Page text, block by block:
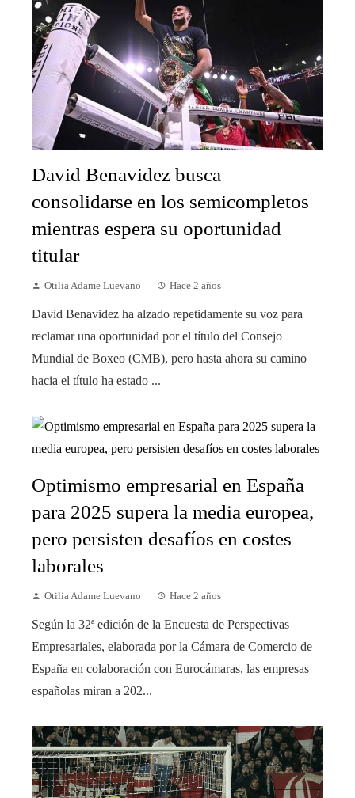
David Benavidez busca
consolidarse en los semicompletos
mientras espera su oportunidad
titular
Otilia Adame Luevano Hace 2 años
David Benavidez ha alzado repetidamente su voz para
reclamar una oportunidad por el título del Consejo
Mundial de Boxeo (CMB), pero hasta ahora su camino
hacia el título ha estado ...
Optimismo empresarial en España
para 2025 supera la media europea,
pero persisten desafíos en costes
laborales
Otilia Adame Luevano Hace 2 años
Según la 32ª edición de la Encuesta de Perspectivas
Empresariales, elaborada por la Cámara de Comercio de
España en colaboración con Eurocámaras, las empresas
españolas miran a 202...